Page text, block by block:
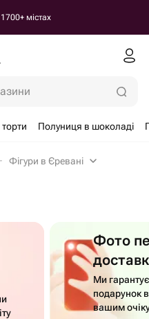
містах
Полуниця в шоколаді
Фігури в Єревані
Фото
Ми
подарунок
вашим